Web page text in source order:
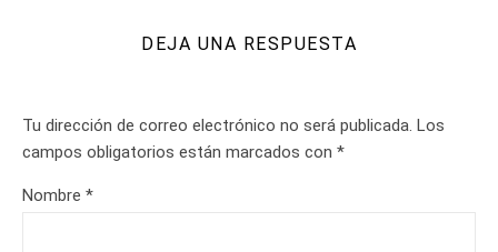
DEJA UNA RESPUESTA
Tu dirección de correo electrónico no será publicada. Los
campos obligatorios están marcados con *
Nombre *